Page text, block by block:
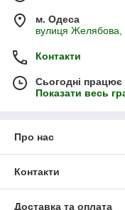
м. Одеса
вулиця Желябова,
Контакти
Сьогодні працює
Показати весь
Про нас
Контакти
Доставка та оплата